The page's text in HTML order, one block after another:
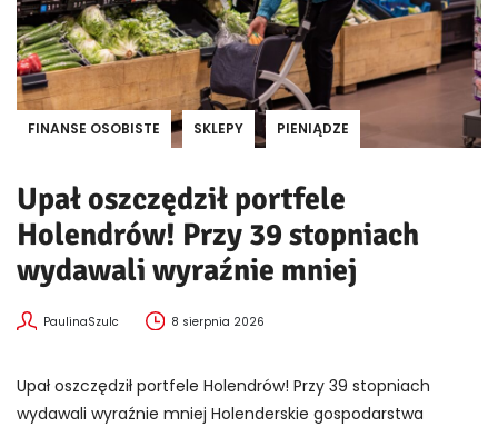
FINANSE OSOBISTE SKLEPY PIENIĄDZE
Upał oszczędził portfele
Holendrów! Przy 39 stopniach
wydawali wyraźnie mniej
PaulinaSzulc 8 sierpnia 2026
Upał oszczędził portfele Holendrów! Przy 39 stopniach
wydawali wyraźnie mniej Holenderskie gospodarstwa